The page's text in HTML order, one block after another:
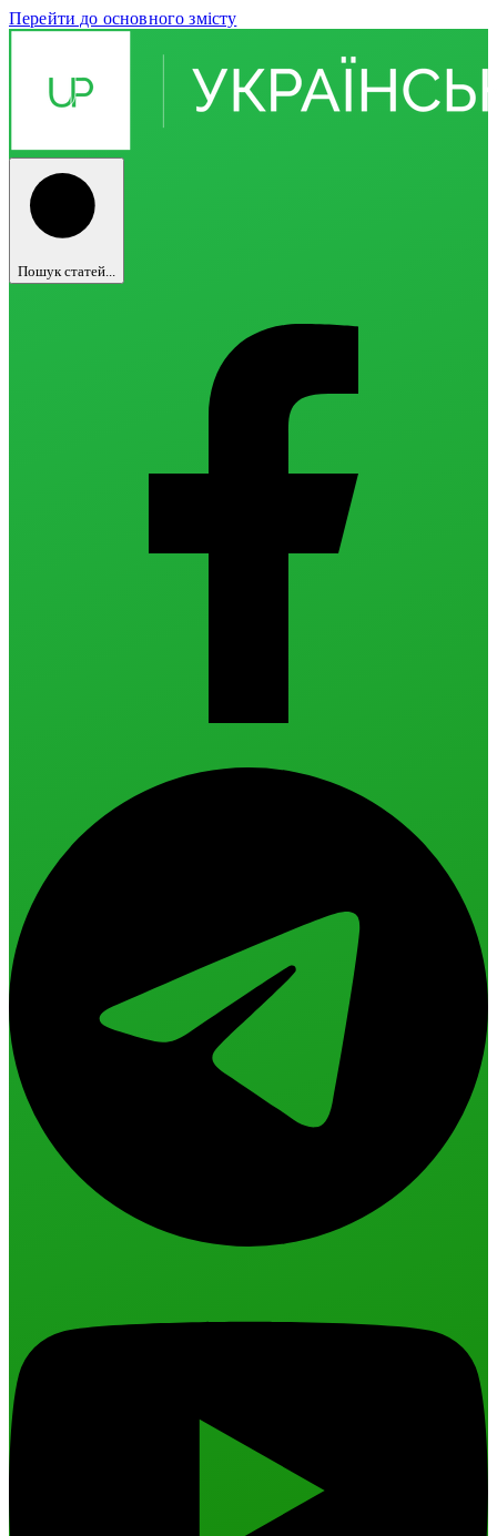
Перейти до основного змісту
Пошук статей...